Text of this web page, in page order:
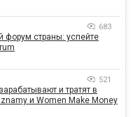
683
форум страны: успейте
521
и тратят в
и Women Make Money